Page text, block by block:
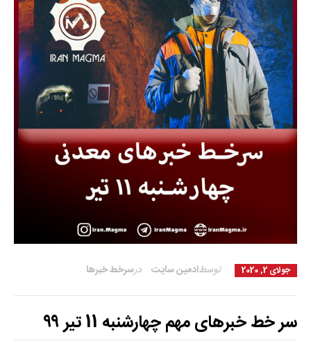
جولای 2, 2020 ادمین سایتتوسط سرخط خبرهادر
سر خط خبرهای مهم چهارشنبه 11 تیر ۹۹